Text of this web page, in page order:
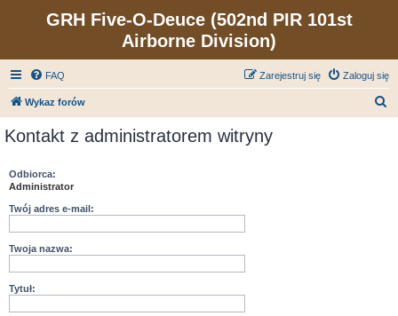
GRH Five-O-Deuce (502nd PIR 101st
Airborne Division)
FAQ Zaloguj się
Zarejestruj się
Wykaz forów
Kontakt z administratorem witryny
Odbiorca:
Administrator
Twój adres e-mail:
Twoja nazwa:
Tytuł: